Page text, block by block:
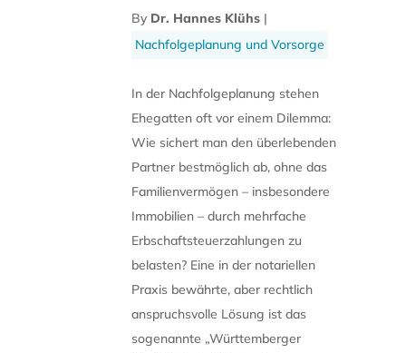
By Dr. Hannes Klühs|
Nachfolgeplanung und Vorsorge
In der Nachfolgeplanung stehen
Ehegatten oft vor einem Dilemma:
Wie sichert man den überlebenden
Partner bestmöglich ab, ohne das
Familienvermögen – insbesondere
Immobilien – durch mehrfache
Erbschaftsteuerzahlungen zu
belasten? Eine in der notariellen
Praxis bewährte, aber rechtlich
anspruchsvolle Lösung ist das
sogenannte „Württemberger